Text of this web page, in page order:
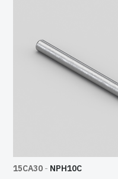
15CA30 - NPH10C